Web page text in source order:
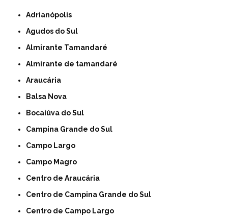
Adrianópolis
Agudos do Sul
Almirante Tamandaré
Almirante de tamandaré
Araucária
Balsa Nova
Bocaiúva do Sul
Campina Grande do Sul
Campo Largo
Campo Magro
Centro de Araucária
Centro de Campina Grande do Sul
Centro de Campo Largo